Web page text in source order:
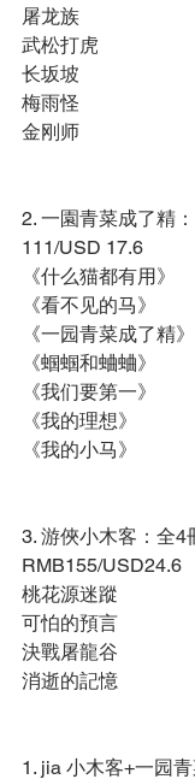
屠龙族
武松打虎
长坂坡
梅雨怪
金刚师
2. 一園青菜成了精
111/USD 17.6
《什么猫都有用》
《看不见的马》
《一园青菜成了精》
《蝈蝈和蛐蛐》
《我们要第一》
《我的理想》
《我的小马》
3. 游俠小木客：全4
RMB155/USD24.6
桃花源迷蹤
可怕的預言
決戰屠龍谷
消逝的記憶
1. jia 小木客+一园